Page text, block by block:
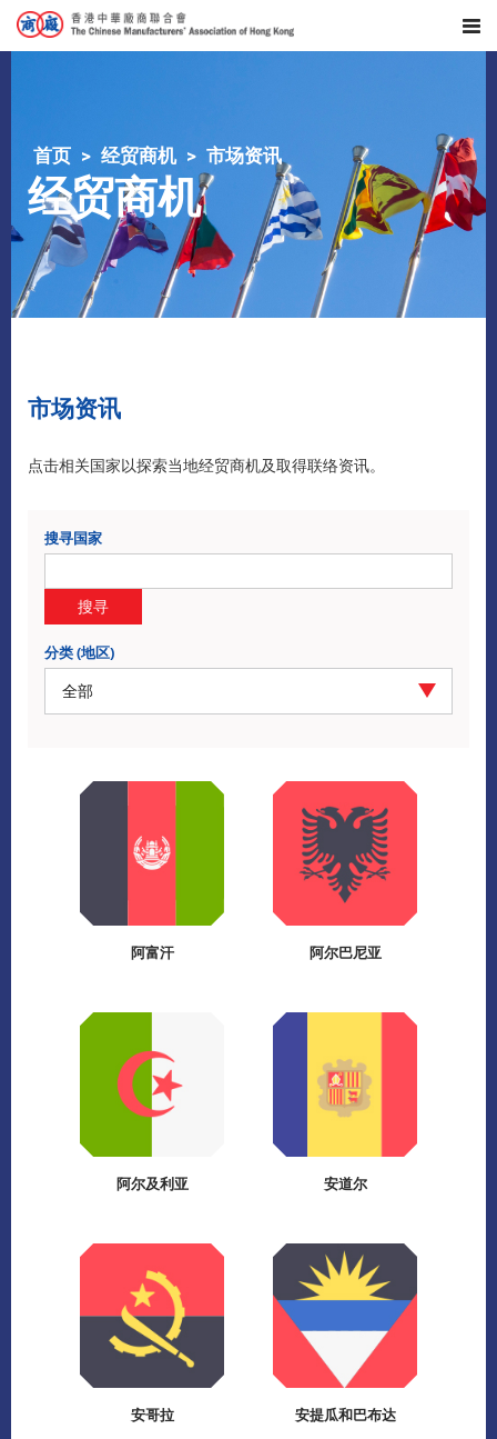
首页 经贸商机 市场资讯
经贸商机
市场资讯
点击相关国家以探索当地经贸商机及取得联络资讯。
搜寻国家
搜寻
分类 (地区)
全部
阿富汗 阿尔巴尼亚
阿尔及利亚 安道尔
安哥拉 安提瓜和巴布达